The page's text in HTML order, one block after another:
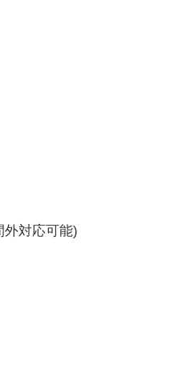
外対応可能)